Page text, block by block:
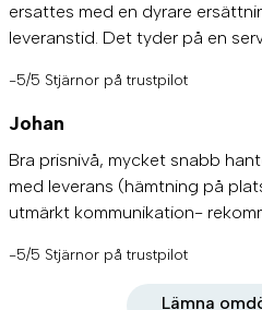
ersattes med en dyrare
leveranstid. Det tyder på en
-5/5 Stjärnor på trustpilot
Johan
Bra prisnivå, mycket snabb
med leverans (hämtning på
utmärkt kommunikation-
-5/5 Stjärnor på trustpilot
Lämna